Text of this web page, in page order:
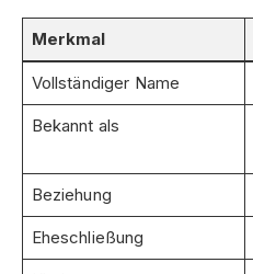
Merkmal
Vollständiger Name
Bekannt als
Beziehung
Eheschließung